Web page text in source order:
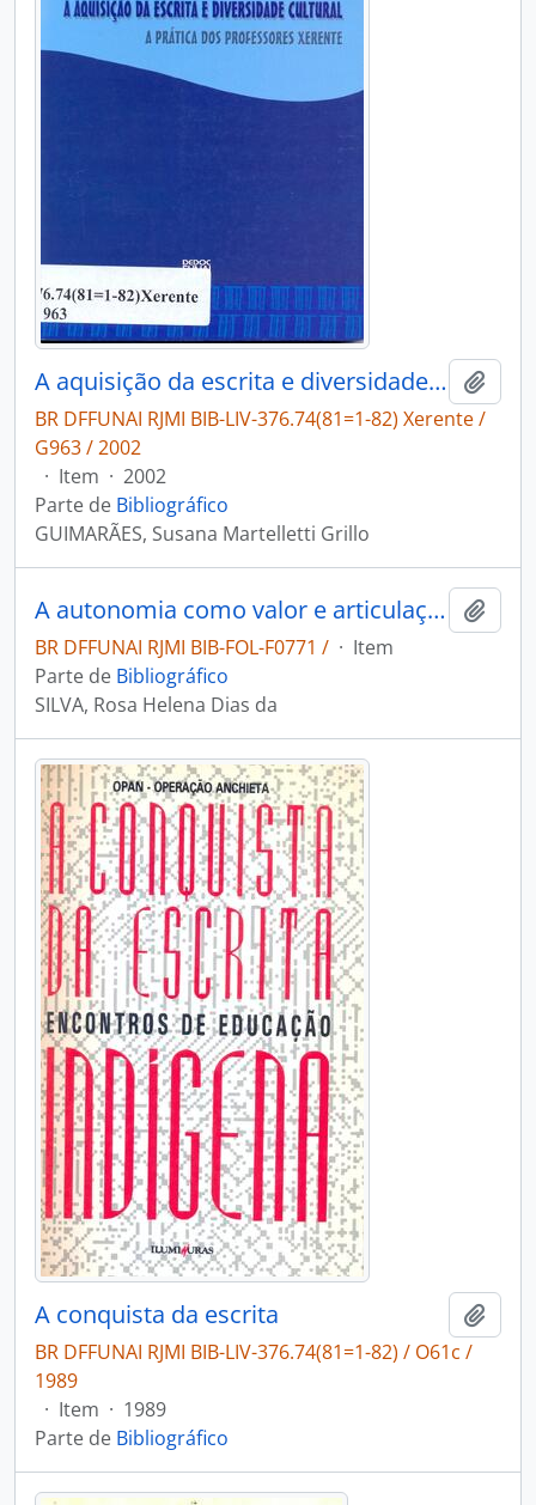
A aquisição da escrita e diversidade cultural: a prática dos professores Xerente
BR DFFUNAI RJMI BIB-LIV-376.74(81=1-82) Xerente /
G963 / 2002
· Item · 2002
Parte de Bibliográfico
GUIMARÃES, Susana Martelletti Grillo
A autonomia como valor e articulação de possibilidades: o movimento dos professores indígenas do Amazonas, de Roraima e do Acre e a construção de uma política de educação escolar indígena.
BR DFFUNAI RJMI BIB-FOL-F0771 / · Item
Parte de Bibliográfico
SILVA, Rosa Helena Dias da
A conquista da escrita
BR DFFUNAI RJMI BIB-LIV-376.74(81=1-82) / O61c /
1989
· Item · 1989
Parte de Bibliográfico